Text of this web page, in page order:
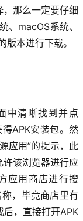
那么一定要仔细
、macOS系统、
本进行下载。
中清晰找到并点
APK安装包。然
应用”的提示，此
该浏览器进行应
应用商店进行搜
，毕竟商店里有
，直接打开APK